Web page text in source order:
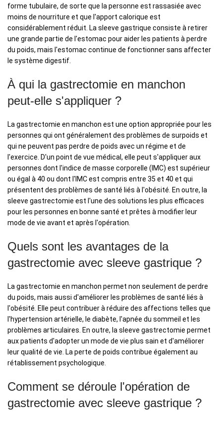
forme tubulaire, de sorte que la personne est rassasiée avec
moins de nourriture et que l'apport calorique est
considérablement réduit. La sleeve gastrique consiste à retirer
une grande partie de l'estomac pour aider les patients à perdre
du poids, mais l'estomac continue de fonctionner sans affecter
le système digestif.
À qui la gastrectomie en manchon
peut-elle s'appliquer ?
La gastrectomie en manchon est une option appropriée pour les
personnes qui ont généralement des problèmes de surpoids et
qui ne peuvent pas perdre de poids avec un régime et de
l'exercice. D'un point de vue médical, elle peut s'appliquer aux
personnes dont l'indice de masse corporelle (IMC) est supérieur
ou égal à 40 ou dont l'IMC est compris entre 35 et 40 et qui
présentent des problèmes de santé liés à l'obésité. En outre, la
sleeve gastrectomie est l'une des solutions les plus efficaces
pour les personnes en bonne santé et prêtes à modifier leur
mode de vie avant et après l'opération.
Quels sont les avantages de la
gastrectomie avec sleeve gastrique ?
La gastrectomie en manchon permet non seulement de perdre
du poids, mais aussi d'améliorer les problèmes de santé liés à
l'obésité. Elle peut contribuer à réduire des affections telles que
l'hypertension artérielle, le diabète, l'apnée du sommeil et les
problèmes articulaires. En outre, la sleeve gastrectomie permet
aux patients d'adopter un mode de vie plus sain et d'améliorer
leur qualité de vie. La perte de poids contribue également au
rétablissement psychologique.
Comment se déroule l'opération de
gastrectomie avec sleeve gastrique ?